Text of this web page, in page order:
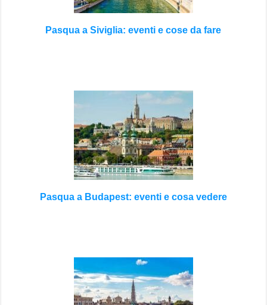
Pasqua a Siviglia: eventi e cose da fare
Pasqua a Budapest: eventi e cosa vedere